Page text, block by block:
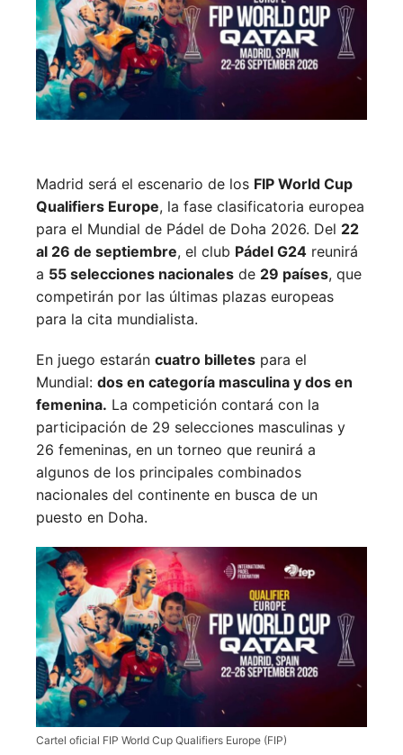
Madrid será el escenario de los FIP World Cup
Qualifiers Europe, la fase clasificatoria europea
para el Mundial de Pádel de Doha 2026. Del 22
al 26 de septiembre, el club Pádel G24 reunirá
a 55 selecciones nacionales de 29 países, que
competirán por las últimas plazas europeas
para la cita mundialista.
En juego estarán cuatro billetes para el
Mundial: dos en categoría masculina y dos en
femenina. La competición contará con la
participación de 29 selecciones masculinas y
26 femeninas, en un torneo que reunirá a
algunos de los principales combinados
nacionales del continente en busca de un
puesto en Doha.
Cartel oficial FIP World Cup Qualifiers Europe (FIP)